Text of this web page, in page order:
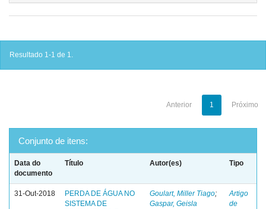
Resultado 1-1 de 1.
Anterior 1 Próximo
Conjunto de itens:
Data do
documento
Título Autor(es) Tipo
31-Out-2018
PERDA DE ÁGUA NO
SISTEMA DE
Goulart, Miller Tiago;
Gaspar, Geisla
Artigo
de